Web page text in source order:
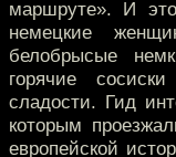
маршруте». И
немецкие
белобрысые
горячие
сладости. Гид
которым
европейской